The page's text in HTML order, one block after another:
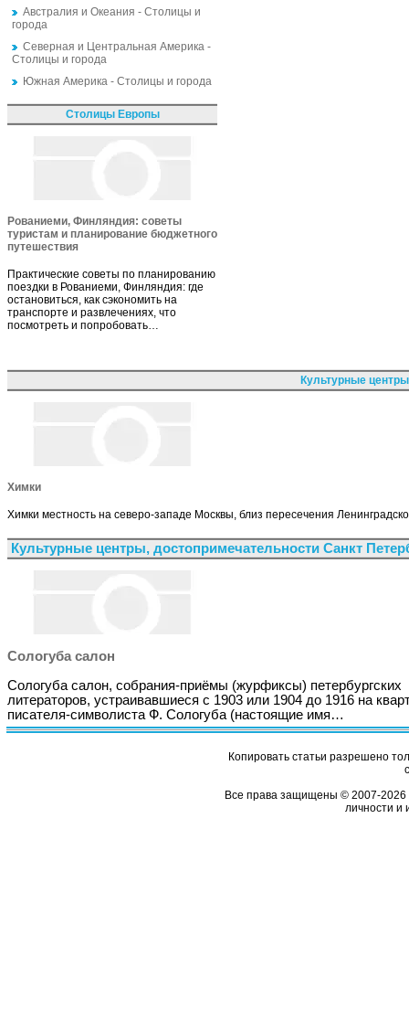
Австралия и Океания - Столицы и
города
Северная и Центральная Америка -
Столицы и города
Южная Америка - Столицы и города
Столицы Европы
Рованиеми, Финляндия: советы
туристам и планирование бюджетного
путешествия
Практические советы по планированию
поездки в Рованиеми, Финляндия: где
остановиться, как сэкономить на
транспорте и развлечениях, что
посмотреть и попробовать…
Культурные
Химки
Химки местность на северо-западе Москвы, близ пересечения
Культурные центры, достопримечательности Санкт
Сологуба салон
Сологуба салон, собрания-приёмы (журфиксы) петербургских
литераторов, устраивавшиеся с 1903 или 1904 до 1916 на
писателя-символиста Ф. Сологуба (настоящие имя…
Копировать статьи разрешено
Все права защищены © 2007-2026
личности и